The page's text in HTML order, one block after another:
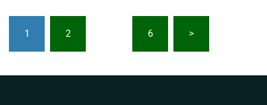
Paginación
1 2 6 >